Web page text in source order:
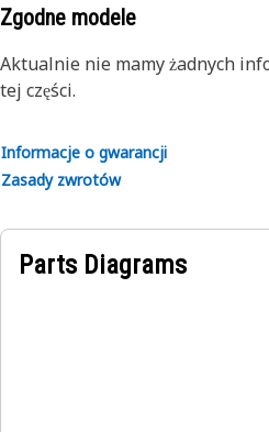
Zgodne modele
Aktualnie nie mamy żadnych
tej części.
Informacje o gwarancji
Zasady zwrotów
Parts Diagrams